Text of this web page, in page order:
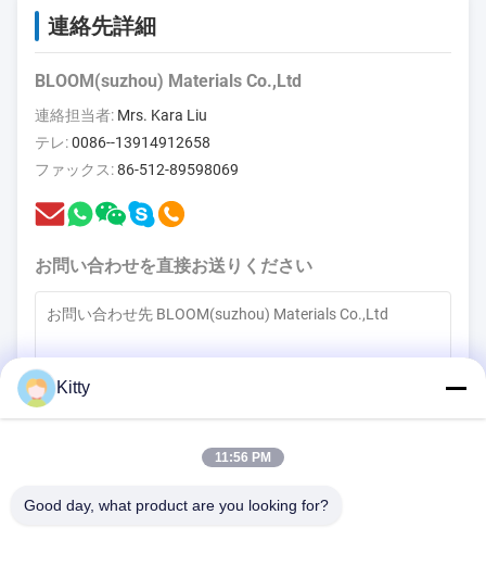
連絡先詳細
BLOOM(suzhou) Materials Co.,Ltd
連絡担当者: Mrs. Kara Liu
テレ:0086--13914912658
ファックス:86-512-89598069
お問い合わせを直接お送りください
Kitty
11:56 PM
Good day, what product are you looking for?